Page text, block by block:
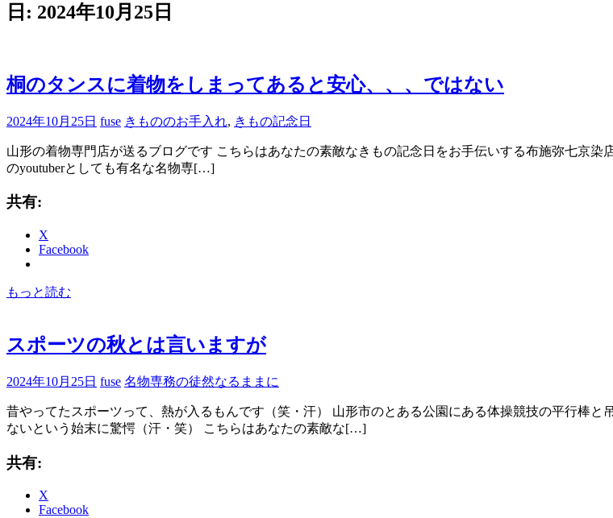
日: 2024年10月25日
桐のタンスに着物をしまってあると安心、、、ではない
2024年10月25日 fuse きもののお手入れ, きもの記念日
山形の着物専門店が送るブログです こちらはあなたの素敵なきもの記念日をお手伝いする布施弥七京
のyoutuberとしても有名な名物専[…]
共有:
X
Facebook
もっと読む
スポーツの秋とは言いますが
2024年10月25日 fuse 名物専務の徒然なるままに
昔やってたスポーツって、熱が入るもんです（笑・汗） 山形市のとある公園にある体操競技の平行棒
ないという始末に驚愕（汗・笑） こちらはあなたの素敵な[…]
共有:
X
Facebook